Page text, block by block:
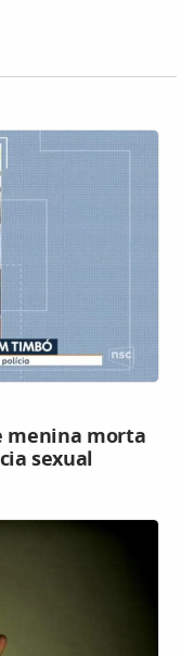
menina morta
sexual